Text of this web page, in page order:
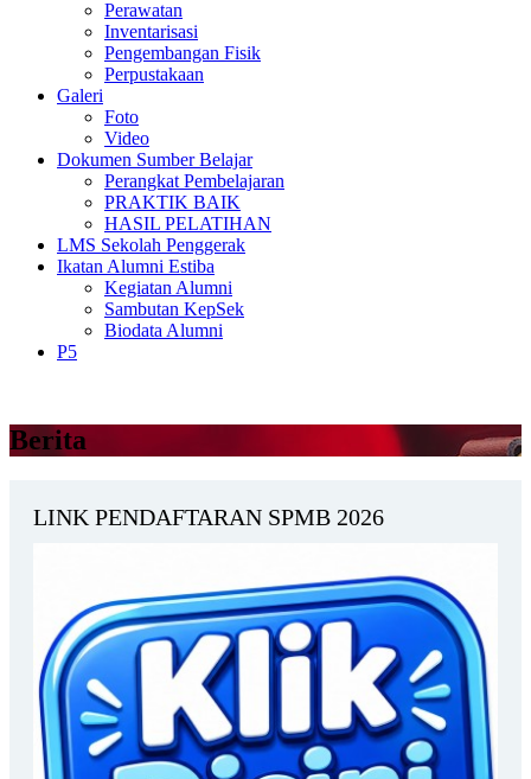
Perawatan
Inventarisasi
Pengembangan Fisik
Perpustakaan
Galeri
Foto
Video
Dokumen Sumber Belajar
Perangkat Pembelajaran
PRAKTIK BAIK
HASIL PELATIHAN
LMS Sekolah Penggerak
Ikatan Alumni Estiba
Kegiatan Alumni
Sambutan KepSek
Biodata Alumni
P5
Berita
LINK PENDAFTARAN SPMB 2026